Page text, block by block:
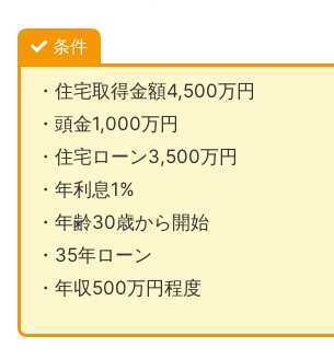
条件
・住宅取得金額4,500万円
・頭金1,000万円
・住宅ローン3,500万円
・年利息1%
・年齢30歳から開始
・35年ローン
・年収500万円程度